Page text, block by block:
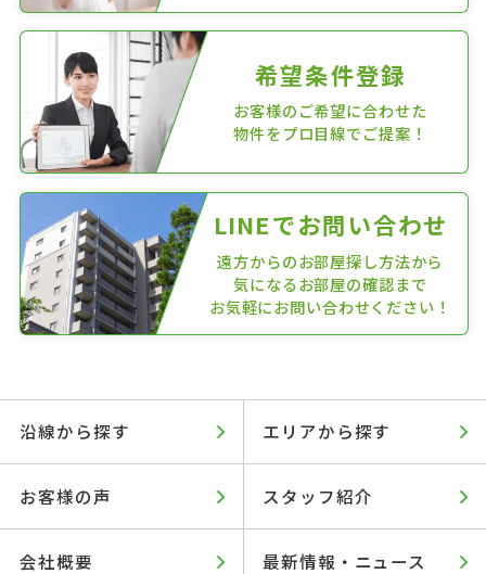
希望条件登録
お客様のご希望に合わせた
物件をプロ目線でご提案！
LINEでお問い合わせ
遠方からのお部屋探し方法から
気になるお部屋の確認まで
お気軽にお問い合わせください！
沿線から探す エリアから探す
お客様の声 スタッフ紹介
会社概要 最新情報・ニュース